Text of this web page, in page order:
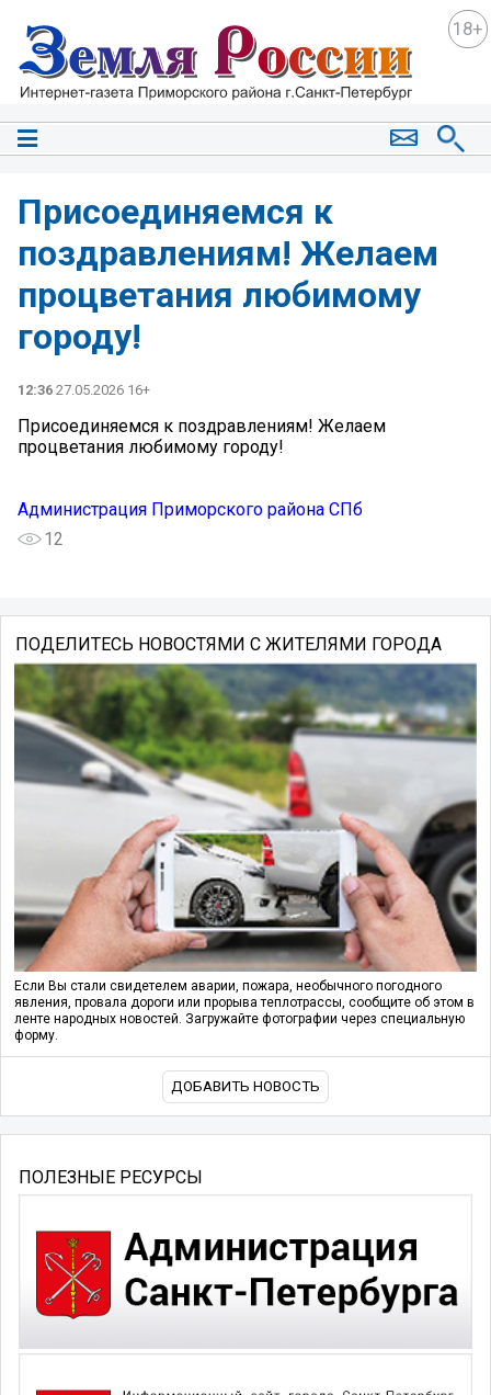
18+
Присоединяемся к
поздравлениям! Желаем
процветания любимому
городу!
12:36 27.05.2026 16+
Присоединяемся к поздравлениям! Желаем
процветания любимому городу!
Администрация Приморского района СПб
12
ПОДЕЛИТЕСЬ НОВОСТЯМИ С ЖИТЕЛЯМИ ГОРОДА
Если Вы стали свидетелем аварии, пожара, необычного погодного
явления, провала дороги или прорыва теплотрассы, сообщите об этом в
ленте народных новостей. Загружайте фотографии через специальную
форму.
ДОБАВИТЬ НОВОСТЬ
ПОЛЕЗНЫЕ РЕСУРСЫ